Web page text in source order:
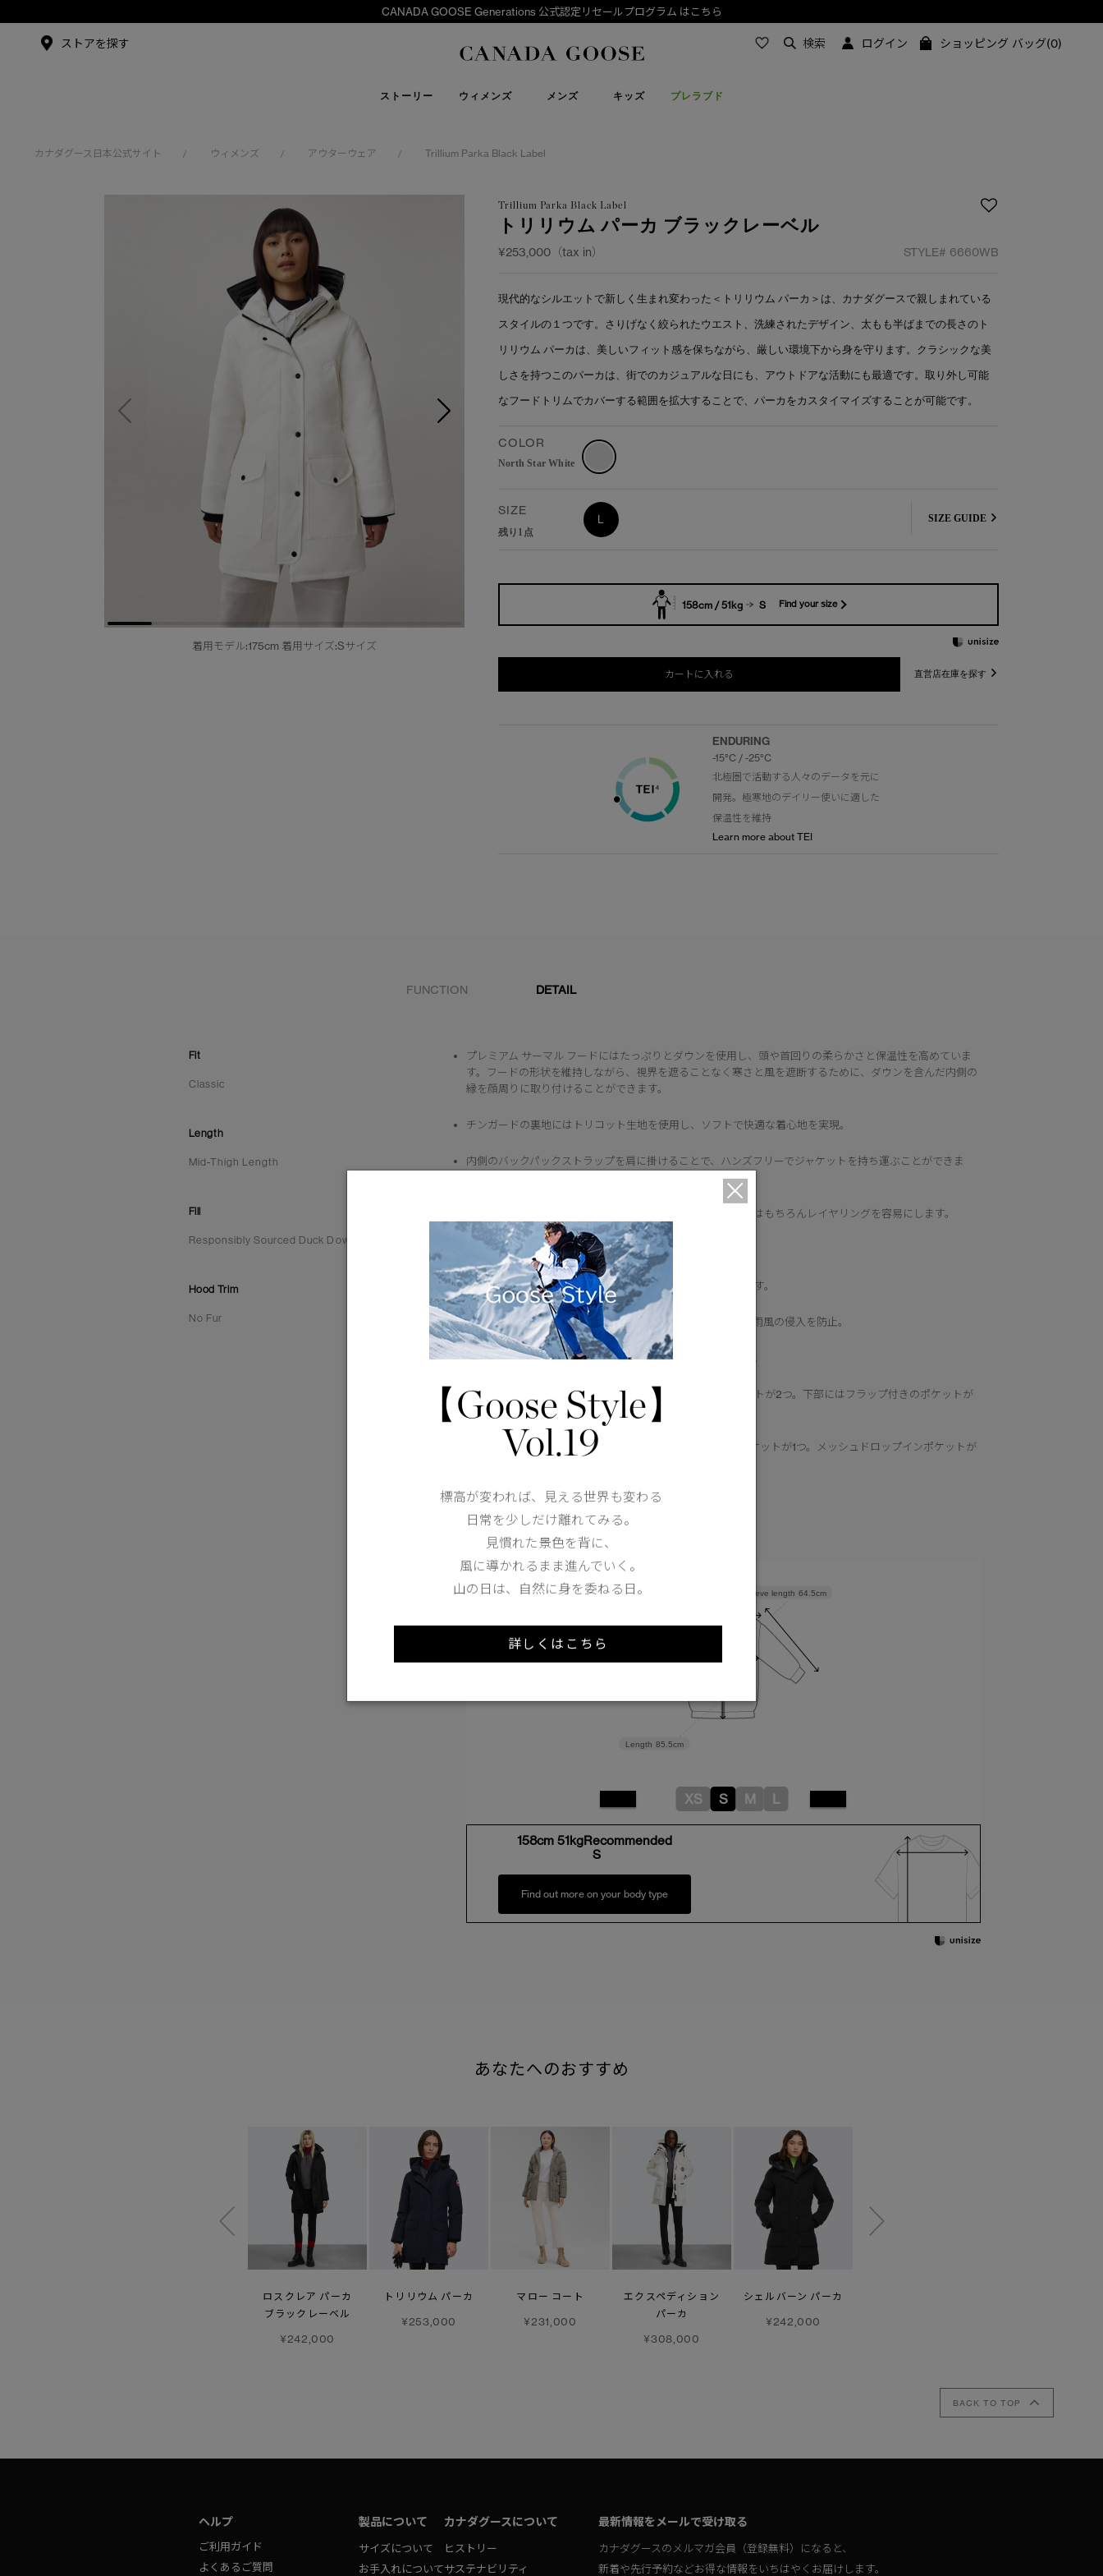
CANADA GOOSE Generations 公式認定リセールプログラム はこちら
Canada Goose
ストーリー
アンバサダー
ウィメンズ メンズ キッズ プレラブド
下取り申請
ストアを探す 検索 ログイン ショッピング バッグ(0)
カナダグース日本公式サイト / ウィメンズ / アウターウェア / Trillium Parka Black Label
着用モデル:175cm 着用サイズ:Sサイズ
Trillium Parka Black Label
トリリウム パーカ ブラックレーベル
¥253,000（tax in） STYLE# 6660WB
現代的なシルエットで新しく生まれ変わった＜トリリウム パーカ＞は、カナダグースで親しまれている
スタイルの１つです。さりげなく絞られたウエスト、洗練されたデザイン、太もも半ばまでの長さのト
リリウム パーカは、美しいフィット感を保ちながら、厳しい環境下から身を守ります。クラシックな美
しさを持つこのパーカは、街でのカジュアルな日にも、アウトドアな活動にも最適です。取り外し可能
なフードトリムでカバーする範囲を拡大することで、パーカをカスタイマイズすることが可能です。
COLOR
North Star White
SIZE
残り1点
L SIZE GUIDE
158cm / 51kg S Find your size
カートに入れる 直営店在庫を探す
ENDURING
-15°C / -25°C
北極圏で活動する人々のデータを元に
開発。極寒地のデイリー使いに適した
保温性を維持
Learn more about TEI
FUNCTION DETAIL
Fit
Classic
Length
Mid-Thigh Length
Fill
Responsibly Sourced Duck Down | 625 Fill Power
Hood Trim
No Fur
プレミアム サーマル フードにはたっぷりとダウンを使用し、頭や首回りの柔らかさと保温性を高めていま
す。フードの形状を維持しながら、視界を遮ることなく寒さと風を遮断するために、ダウンを含んだ内側の
縁を顔周りに取り付けることができます。
チンガードの裏地にはトリコット生地を使用し、ソフトで快適な着心地を実現。
内側のバックパックストラップを肩に掛けることで、ハンズフリーでジャケットを持ち運ぶことができま
ウエストの内側にはドローコードがあり、フィット感の調節はもちろんレイヤリングを容易にします。
ウエストの後ろはゴム仕様で、フィット感と快適性を向上。
袖口にはリブニットを採用し、快適性と保温性を高めています。
2WAYジッパーの上にあるスナップボタン開閉式の前立てが雨風の侵入を防止。
ジッパーを下から開けることで可動性と通気性を確保します。
4つの外側ポケット: フリース裏地のハンドウォーマーポケットが2つ。下部にはフラップ付きのポケットが
２つ。
3つの内側ポケット：ファスナー開閉式のセキュリティーポケットが1つ。メッシュドロップインポケットが
左袖にカナダグースのディスクロゴを配置。
仕様が変更する場合がございます。
Sleeve length 64.5cm
Length 85.5cm
Shoulder width
XS S M L
158cm 51kgRecommended
S
Find out more on your body type
あなたへのおすすめ
ロスクレア パーカ
ブラックレーベル
¥242,000
トリリウム パーカ
¥253,000
マロー コート
¥231,000
エクスペディション
パーカ
¥308,000
シェルバーン パーカ
¥242,000
BACK TO TOP
ヘルプ
ご利用ガイド
よくあるご質問
製品について
サイズについて
お手入れについて
カナダグースについて
ヒストリー
サステナビリティ
最新情報をメールで受け取る
カナダグースのメルマガ会員（登録無料）になると、
新着や先行予約などお得な情報をいちはやくお届けします。
【Goose Style】
Vol.19
標高が変われば、見える世界も変わる
日常を少しだけ離れてみる。
見慣れた景色を背に、
風に導かれるまま進んでいく。
山の日は、自然に身を委ねる日。
詳しくはこちら